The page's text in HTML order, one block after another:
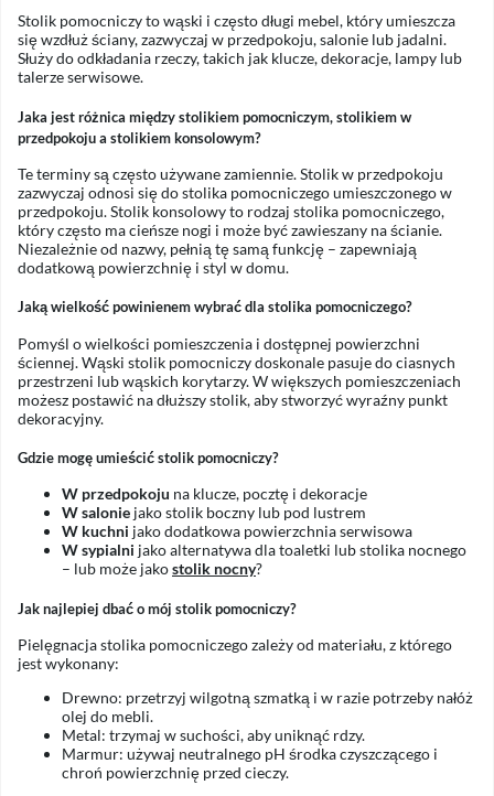
Stolik pomocniczy to wąski i często długi mebel, który umieszcza
się wzdłuż ściany, zazwyczaj w przedpokoju, salonie lub jadalni.
Służy do odkładania rzeczy, takich jak klucze, dekoracje, lampy lub
talerze serwisowe.
Jaka jest różnica między stolikiem pomocniczym, stolikiem w
przedpokoju a stolikiem konsolowym?
Te terminy są często używane zamiennie. Stolik w przedpokoju
zazwyczaj odnosi się do stolika pomocniczego umieszczonego w
przedpokoju. Stolik konsolowy to rodzaj stolika pomocniczego,
który często ma cieńsze nogi i może być zawieszany na ścianie.
Niezależnie od nazwy, pełnią tę samą funkcję – zapewniają
dodatkową powierzchnię i styl w domu.
Jaką wielkość powinienem wybrać dla stolika pomocniczego?
Pomyśl o wielkości pomieszczenia i dostępnej powierzchni
ściennej. Wąski stolik pomocniczy doskonale pasuje do ciasnych
przestrzeni lub wąskich korytarzy. W większych pomieszczeniach
możesz postawić na dłuższy stolik, aby stworzyć wyraźny punkt
dekoracyjny.
Gdzie mogę umieścić stolik pomocniczy?
W przedpokoju na klucze, pocztę i dekoracje
W salonie jako stolik boczny lub pod lustrem
W kuchni jako dodatkowa powierzchnia serwisowa
W sypialni jako alternatywa dla toaletki lub stolika nocnego
– lub może jakostolik nocny?
Jak najlepiej dbać o mój stolik pomocniczy?
Pielęgnacja stolika pomocniczego zależy od materiału, z którego
jest wykonany:
Drewno: przetrzyj wilgotną szmatką i w razie potrzeby nałóż
olej do mebli.
Metal: trzymaj w suchości, aby uniknąć rdzy.
Marmur: używaj neutralnego pH środka czyszczącego i
chroń powierzchnię przed cieczy.